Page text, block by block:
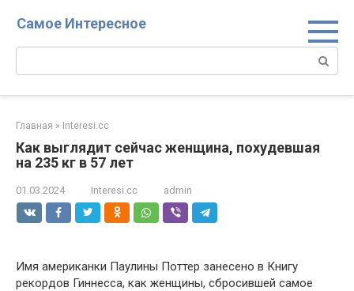
Самое Интересное
Поиск:
Главная » Interesi.cc
Как выглядит сейчас женщина, похудевшая
на 235 кг в 57 лет
01.03.2024 Interesi.cc admin
Имя американки Паулины Поттер занесено в Книгу
рекордов Гиннесса, как женщины, сбросившей самое